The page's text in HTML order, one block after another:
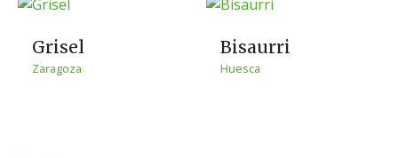
Grisel
Zaragoza
Bisaurri
Huesca